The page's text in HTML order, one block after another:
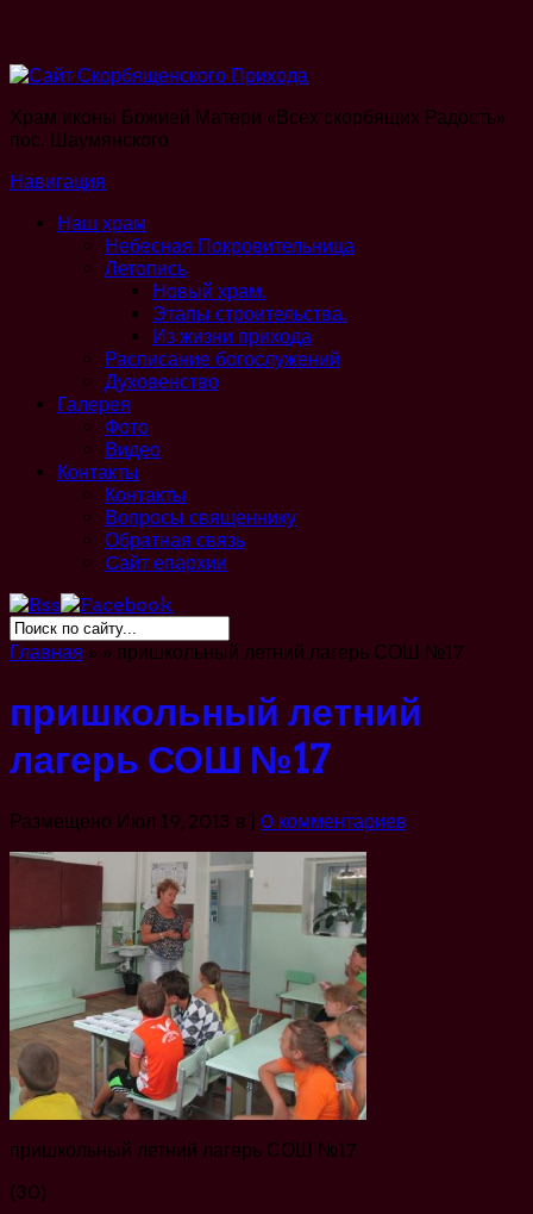
Храм иконы Божией Матери «Всех скорбящих Радость»
пос. Шаумянского
Навигация
Наш храм
Небесная Покровительница
Летопись
Новый храм.
Этапы строительства.
Из жизни прихода
Расписание богослужений
Духовенство
Галерея
Фото
Видео
Контакты
Контакты
Вопросы священнику
Обратная связь
Cайт епархии
Главная » » пришкольный летний лагерь СОШ №17
пришкольный летний
лагерь СОШ №17
Размещено Июл 19, 2013 в | 0 комментариев
пришкольный летний лагерь СОШ №17
(30)